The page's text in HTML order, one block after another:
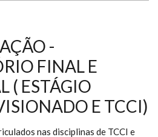
-
FINAL E
( ESTÁGIO
E TCCI)
nas disciplinas de TCCI e